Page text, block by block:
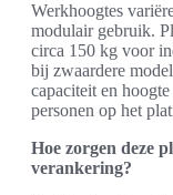
Werkhoogtes
modulair gebruik.
circa 150 kg voor
bij zwaardere
capaciteit en
personen op het
Hoe zorgen deze
verankering?